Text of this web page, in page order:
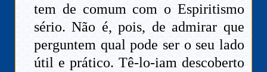
tem de comum com o Espiritismo
sério. Não é, pois, de admirar que
perguntem qual pode ser o seu lado
útil e prático. Tê-lo-iam descoberto